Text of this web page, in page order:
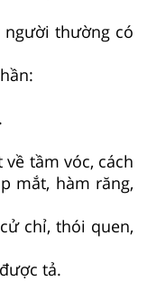
thường có
tầm vóc, cách
mắt, hàm răng,
chỉ, thói quen,
tả.